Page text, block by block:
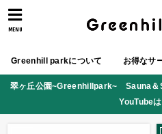
MENU
Greenhill parkについて お得なサ
翠ヶ丘公園~Greenhillpark~ Sauna＆
YouTube